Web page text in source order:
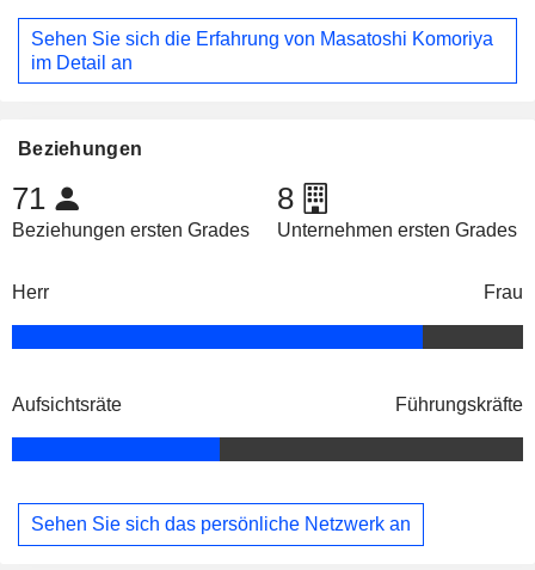
Sehen Sie sich die Erfahrung von Masatoshi Komoriya
im Detail an
Beziehungen
71
Beziehungen ersten Grades
8
Unternehmen ersten Grades
Herr Frau
Aufsichtsräte Führungskräfte
Sehen Sie sich das persönliche Netzwerk an